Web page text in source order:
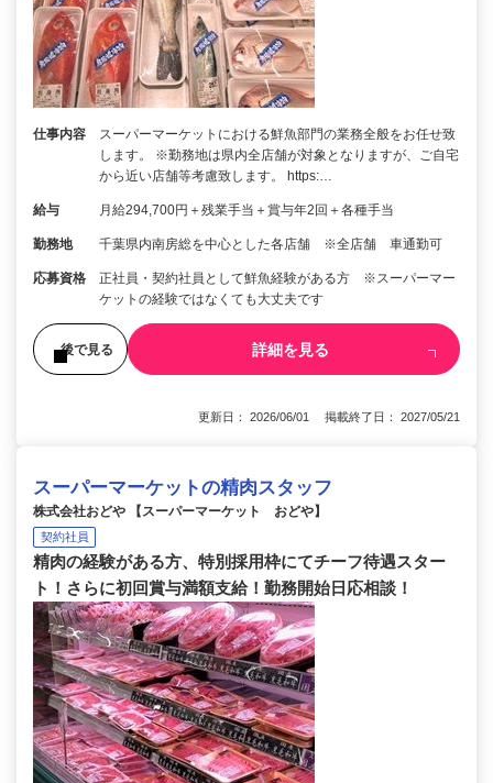
仕事内容
スーパーマーケットにおける鮮魚部門の業務全般をお任せ致
します。 ※勤務地は県内全店舗が対象となりますが、ご自宅
から近い店舗等考慮致します。 https:…
給与 月給294,700円＋残業手当＋賞与年2回＋各種手当
勤務地 千葉県内南房総を中心とした各店舗 ※全店舗 車通勤可
応募資格
正社員・契約社員として鮮魚経験がある方 ※スーパーマー
ケットの経験ではなくても大丈夫です
後で見る 詳細を見る
更新日： 2026/06/01 掲載終了日： 2027/05/21
スーパーマーケットの精肉スタッフ
株式会社おどや 【スーパーマーケット おどや】
契約社員
精肉の経験がある方、特別採用枠にてチーフ待遇スター
ト！さらに初回賞与満額支給！勤務開始日応相談！